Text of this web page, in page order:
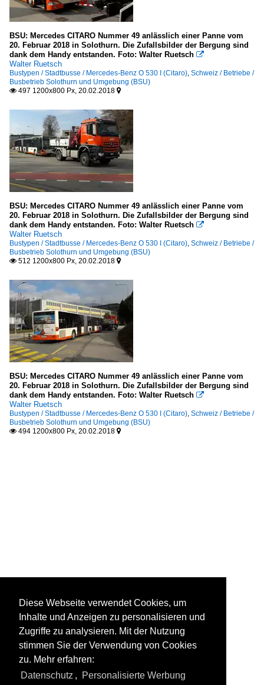
BSU: Mercedes CITARO Nummer 49 anlässlich einer Panne vom
20. Februar 2018 in Solothurn. Die Zufallsbilder der Bergung sind
dank dem Handy entstanden. Foto: Walter Ruetsch 
Walter Ruetsch
Bustypen / Stadtbusse / Mercedes-Benz O 530 I (Citaro), Schweiz / Betriebe /
Busbetrieb Solothurn und Umgebung (BSU)
 497 1200x800 Px, 20.02.2018 
BSU: Mercedes CITARO Nummer 49 anlässlich einer Panne vom
20. Februar 2018 in Solothurn. Die Zufallsbilder der Bergung sind
dank dem Handy entstanden. Foto: Walter Ruetsch 
Walter Ruetsch
Bustypen / Stadtbusse / Mercedes-Benz O 530 I (Citaro), Schweiz / Betriebe /
Busbetrieb Solothurn und Umgebung (BSU)
 512 1200x800 Px, 20.02.2018 
BSU: Mercedes CITARO Nummer 49 anlässlich einer Panne vom
20. Februar 2018 in Solothurn. Die Zufallsbilder der Bergung sind
dank dem Handy entstanden. Foto: Walter Ruetsch 
Walter Ruetsch
Bustypen / Stadtbusse / Mercedes-Benz O 530 I (Citaro), Schweiz / Betriebe /
Busbetrieb Solothurn und Umgebung (BSU)
 494 1200x800 Px, 20.02.2018 
Diese Webseite verwendet Cookies, um
Inhalte und Anzeigen zu personalisieren und
Zugriffe zu analysieren. Mit der Nutzung
stimmen Sie der Verwendung von Cookies
zu. Mehr erfahren:
Datenschutz , Personalisierte Werbung